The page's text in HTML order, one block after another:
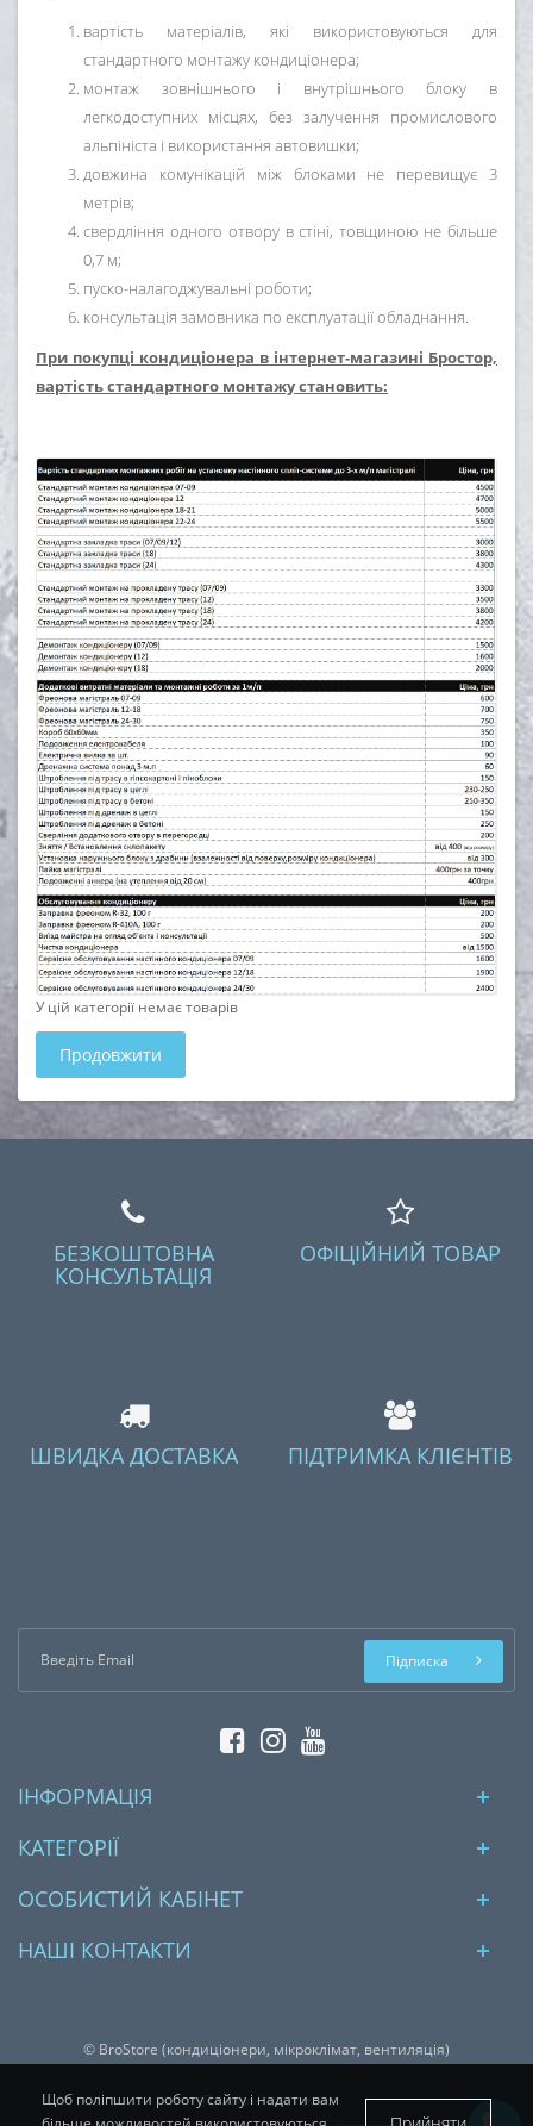
вартість матеріалів, які використовуються для
стандартного монтажу кондиціонера;
монтаж зовнішнього і внутрішнього блоку в
легкодоступних місцях, без залучення промислового
альпініста і використання автовишки;
довжина комунікацій між блоками не перевищує 3
метрів;
свердління одного отвору в стіні, товщиною не більше
0,7 м;
пуско-налагоджувальні роботи;
консультація замовника по експлуатації обладнання.
При покупці кондиціонера в інтернет-магазині Бростор,
вартість стандартного монтажу становить:
У цій категорії немає товарів
Продовжити
БЕЗКОШТОВНА
КОНСУЛЬТАЦІЯ
ОФІЦІЙНИЙ ТОВАР
ШВИДКА ДОСТАВКА ПІДТРИМКА КЛІЄНТІВ
Підписка
ІНФОРМАЦІЯ
КАТЕГОРІЇ
ОСОБИСТИЙ КАБІНЕТ
НАШІ КОНТАКТИ
© BroStore (кондиціонери, мікроклімат, вентиляція)
Платіжні системи:
Щоб поліпшити роботу сайту і надати вам